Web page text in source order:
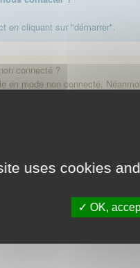
uses cookies
OK,
en cliquant sur "démarrer".
connecté ?
en mode non connecté.